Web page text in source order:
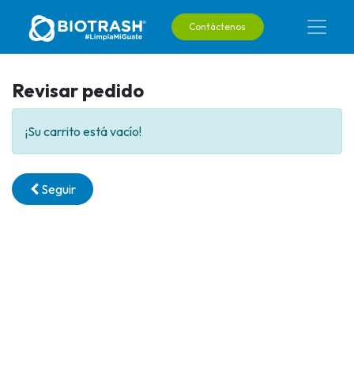
Contáctenos
Revisar pedido
¡Su carrito está vacío!
Seguir